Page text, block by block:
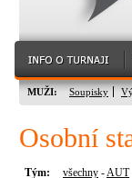
MUŽI: Soupisky
Osobní
Tým: všechny -AUT